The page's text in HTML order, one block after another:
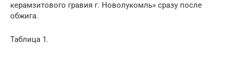
керамзитового гравия г. Новолукомль» сразу после
обжига.
Таблица 1.